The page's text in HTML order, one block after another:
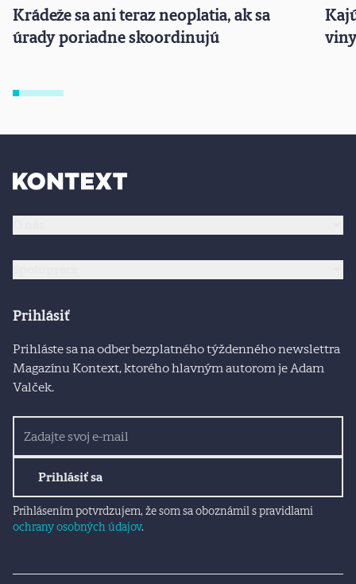
Krádeže sa ani teraz neoplatia, ak sa
úrady poriadne skoordinujú
Prihlásiť
Prihláste sa na odber bezplatného týždenného newslettra
Magazínu Kontext, ktorého hlavným autorom je Adam
Valček.
Prihlásiť sa
Prihlásením potvrdzujem, že som sa oboznámil s pravidlami
ochrany osobných údajov.